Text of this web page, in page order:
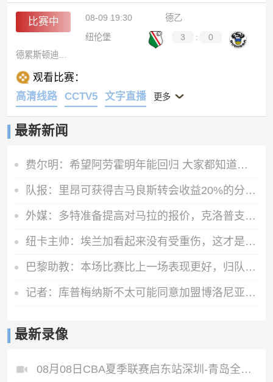
比赛中 08-09 19:30
德乙
纽伦堡
3 :
0
观看比赛：
高清线路
CCTV5 文字直播 更多
最新新闻
费尔明：希望阿劳霍明年能回归 大家都知道罗德里是非凡的球员
队报：里昂可获得吉马良斯转会收益20%的分成，大约为750万欧元
外媒：多特准备提高对马拉的报价，克洛普支持这桩转会
纽卡主帅：埃兰加看起来没有受重伤，这才是今晚最重要的
巴黎助教：本场比赛比上一场表现更好，归队国脚可参加欧洲超级杯
记者：库普梅纳斯不太可能同意加盟博洛尼亚，此前已拒绝土超球队
最新录像
08月08日CBA夏季联赛启东站深圳-青岛全场录像